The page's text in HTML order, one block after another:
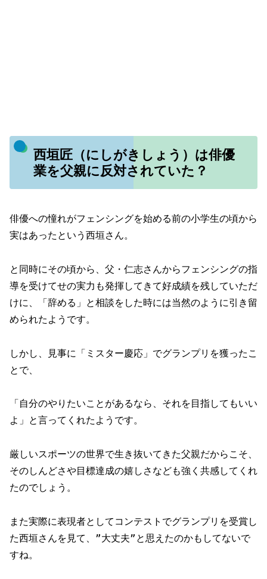
西垣匠（にしがきしょう）は俳優
業を父親に反対されていた？
俳優への憧れがフェンシングを始める前の小学生の頃から
実はあったという西垣さん。
と同時にその頃から、父・仁志さんからフェンシングの指
導を受けてせの実力も発揮してきて好成績を残していただ
けに、「辞める」と相談をした時には当然のように引き留
められたようです。
しかし、見事に「ミスター慶応」でグランプリを獲ったこ
とで、
「自分のやりたいことがあるなら、それを目指してもいい
よ」と言ってくれたようです。
厳しいスポーツの世界で生き抜いてきた父親だからこそ、
そのしんどさや目標達成の嬉しさなども強く共感してくれ
たのでしょう。
また実際に表現者としてコンテストでグランプリを受賞し
た西垣さんを見て、”大丈夫”と思えたのかもしてないで
すね。